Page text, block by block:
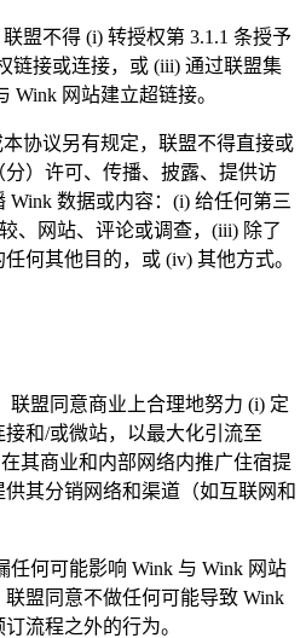
盟不得 (i) 转授权第 3.1.1 条授予
链接或连接，或 (iii) 通过联盟集
Wink 网站建立超链接。
协议另有规定，联盟不得直接或
）许可、传播、披露、提供访
Wink 数据或内容：(i) 给任何第三
、网站、评论或调查，(iii) 除了
何其他目的，或 (iv) 其他方式。
联盟同意商业上合理地努力 (i) 定
和/或微站，以最大化引流至
其商业和内部网络内推广住宿提
其分销网络和渠道（如互联网和
任何可能影响 Wink 与 Wink 网站
联盟同意不做任何可能导致 Wink
流程之外的行为。